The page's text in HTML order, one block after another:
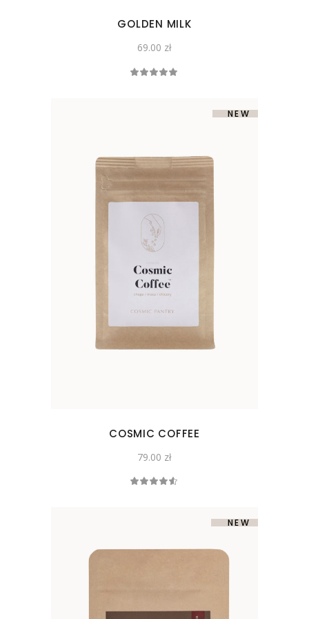
GOLDEN MILK
69.00 zł
SOLD
NEW
COSMIC COFFEE
79.00 zł
-24%
SOLD
NEW